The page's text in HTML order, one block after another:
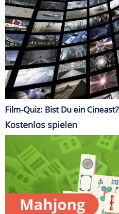
Film-Quiz: Bist Du ein Cineast?
Kostenlos spielen